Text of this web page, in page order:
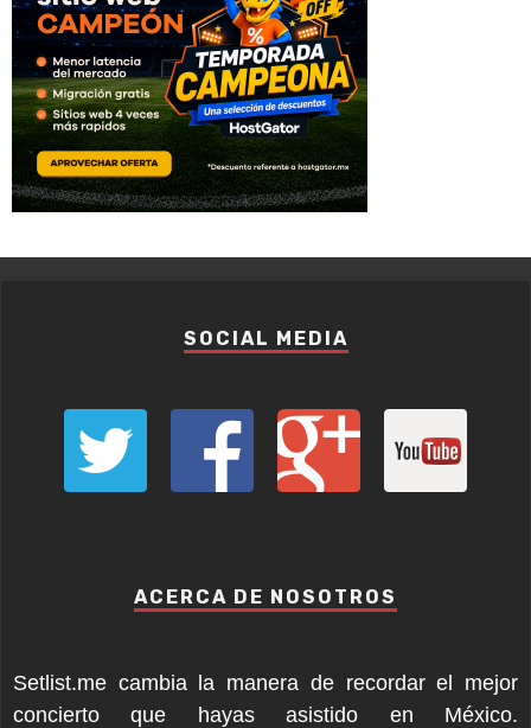
SOCIAL MEDIA
ACERCA DE NOSOTROS
Setlist.me cambia la manera de recordar el mejor
concierto que hayas asistido en México.